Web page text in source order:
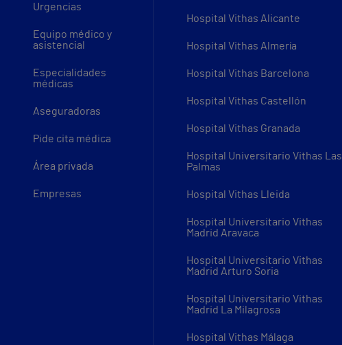
Urgencias
Equipo médico y
asistencial
Especialidades
médicas
Aseguradoras
Pide cita médica
Área privada
Empresas
Hospital Vithas Alicante
Hospital Vithas Almería
Hospital Vithas Barcelona
Hospital Vithas Castellón
Hospital Vithas Granada
Hospital Universitario Vithas Las
Palmas
Hospital Vithas Lleida
Hospital Universitario Vithas
Madrid Aravaca
Hospital Universitario Vithas
Madrid Arturo Soria
Hospital Universitario Vithas
Madrid La Milagrosa
Hospital Vithas Málaga